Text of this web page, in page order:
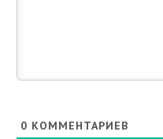
0 КОММЕНТАРИЕВ